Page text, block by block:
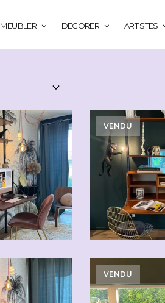
MEUBLER DECORER ARTISTES
VENDU
VENDU